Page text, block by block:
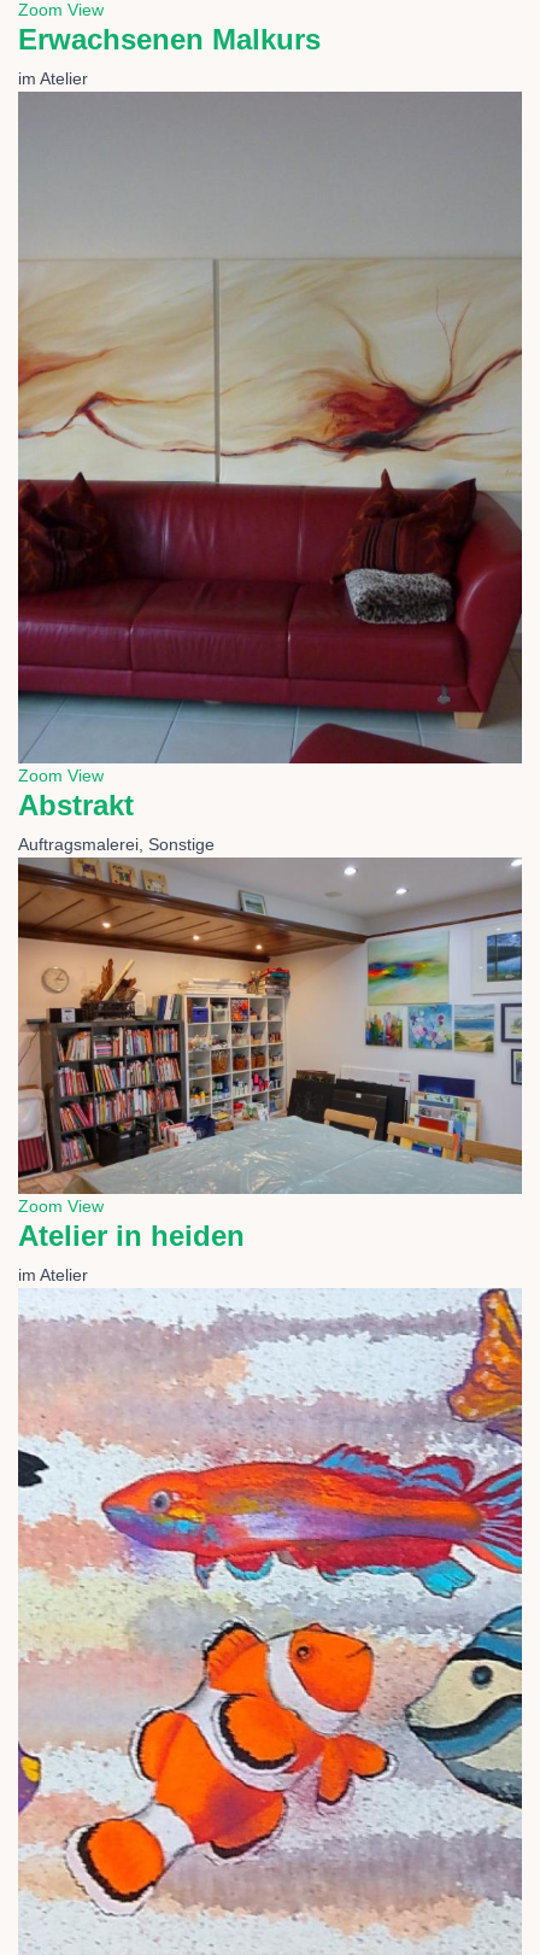
Zoom View
Erwachsenen Malkurs
im Atelier
Zoom View
Abstrakt
Auftragsmalerei, Sonstige
Zoom View
Atelier in heiden
im Atelier